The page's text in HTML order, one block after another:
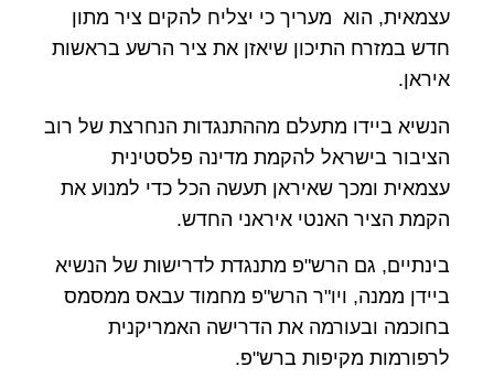
עצמאית, הוא מעריך כי יצליח להקים ציר מתון
חדש במזרח התיכון שיאזן את ציר הרשע בראשות
איראן.
הנשיא ביידו מתעלם מההתנגדות הנחרצת של רוב
הציבור בישראל להקמת מדינה פלסטינית
עצמאית ומכך שאיראן תעשה הכל כדי למנוע את
הקמת הציר האנטי איראני החדש.
בינתיים, גם הרש"פ מתנגדת לדרישות של הנשיא
ביידן ממנה, ויו"ר הרש"פ מחמוד עבאס ממסמס
בחוכמה ובעורמה את הדרישה האמריקנית
לרפורמות מקיפות ברש"פ.